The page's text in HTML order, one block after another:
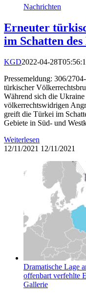
Nachrichten
Erneuter
im Schatten
KGD2022-04-
Pressemeldung: 306/
türkischer
Während sich die
völkerrechtswidrigen
greift die Türkei im
Gebiete in Süd- und
Weiterlesen
12/11/2021 12/11/2021
Dramatische Lage
offenbart verfehlte
Gallerie